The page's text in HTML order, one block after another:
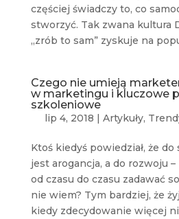
częściej świadczy to, co
stworzyć. Tak zwana kultura
„zrób to sam” zyskuje na
Czego nie umieją
w marketingu i kluczowe
szkoleniowe
lip 4, 2018 | Artykuły,
Ktoś kiedyś powiedział, że
jest arogancja, a do rozwoju
od czasu do czasu zadawać
nie wiem? Tym bardziej, że
kiedy zdecydowanie więcej